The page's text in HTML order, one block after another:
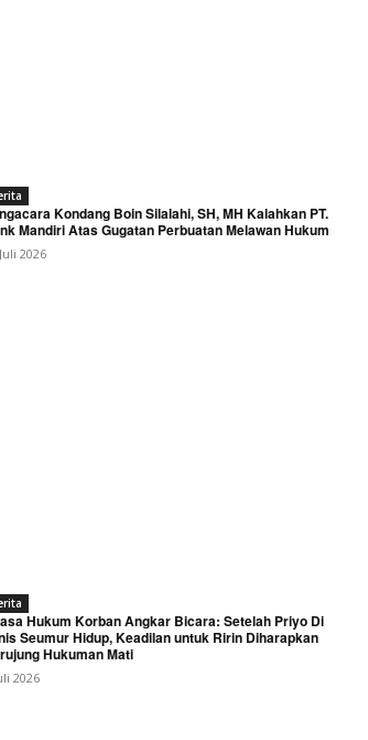
Kondang Boin Silalahi, SH, MH Kalahkan PT.
Mandiri Atas Gugatan Perbuatan Melawan Hukum
2026
Hukum Korban Angkar Bicara: Setelah Priyo Di
Seumur Hidup, Keadilan untuk Ririn Diharapkan
Hukuman Mati
2026